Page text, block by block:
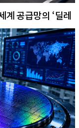
공급망의 ‘딜레